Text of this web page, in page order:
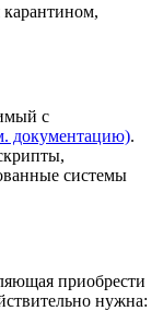
с
документацию).
системы
приобрести
нужна: